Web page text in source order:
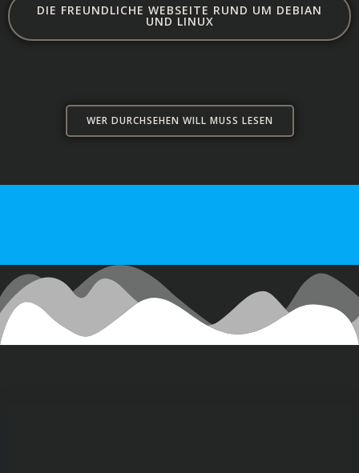
DIE FREUNDLICHE WEBSEITE RUND UM DEBIAN
UND LINUX
WER DURCHSEHEN WILL MUSS LESEN